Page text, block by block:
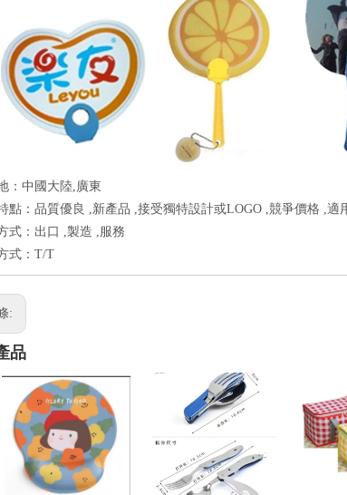
：中國大陸,廣東
點：品質優良 ,新產品 ,接受獨特設計或LOGO ,競爭價格 ,
式：出口 ,製造 ,服務
式：T/T
:
品